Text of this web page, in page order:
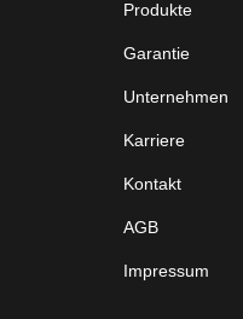
Produkte
Garantie
Unternehmen
Karriere
Kontakt
AGB
Impressum